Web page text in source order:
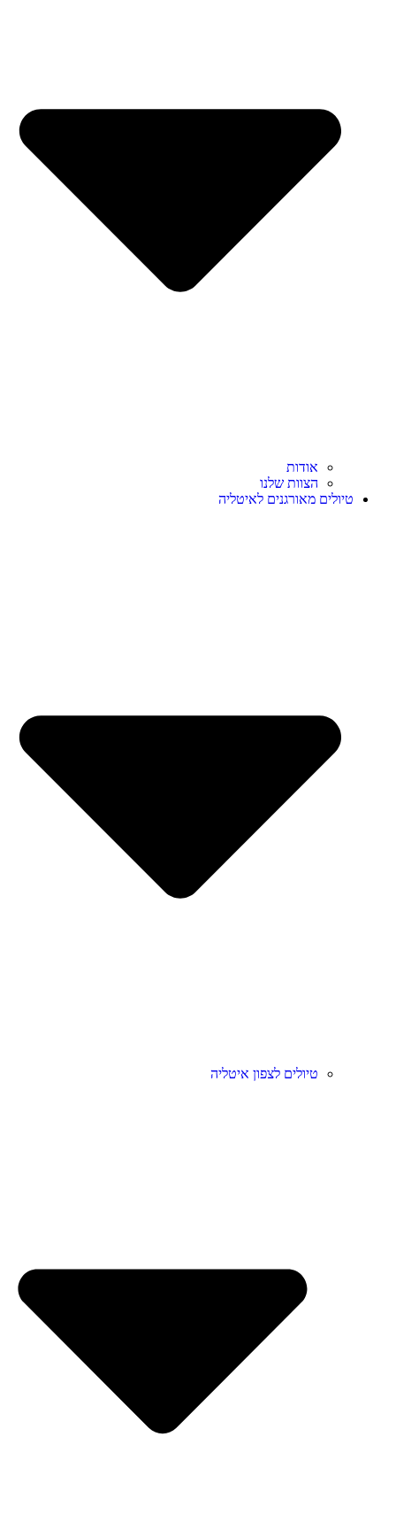
אודות
הצוות שלנו
טיולים מאורגנים לאיטליה
טיולים לצפון איטליה